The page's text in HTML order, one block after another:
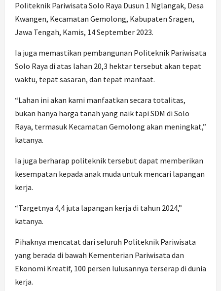
Politeknik Pariwisata Solo Raya Dusun 1 Nglangak, Desa
Kwangen, Kecamatan Gemolong, Kabupaten Sragen,
Jawa Tengah, Kamis, 14 September 2023.
Ia juga memastikan pembangunan Politeknik Pariwisata
Solo Raya di atas lahan 20,3 hektar tersebut akan tepat
waktu, tepat sasaran, dan tepat manfaat.
“Lahan ini akan kami manfaatkan secara totalitas,
bukan hanya harga tanah yang naik tapi SDM di Solo
Raya, termasuk Kecamatan Gemolong akan meningkat,”
katanya.
Ia juga berharap politeknik tersebut dapat memberikan
kesempatan kepada anak muda untuk mencari lapangan
kerja.
“Targetnya 4,4 juta lapangan kerja di tahun 2024,”
katanya.
Pihaknya mencatat dari seluruh Politeknik Pariwisata
yang berada di bawah Kementerian Pariwisata dan
Ekonomi Kreatif, 100 persen lulusannya terserap di dunia
kerja.